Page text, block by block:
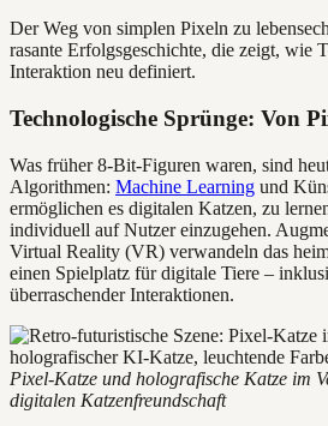
Der Weg von simplen Pixeln zu
rasante Erfolgsgeschichte, die zeigt, wie
Interaktion neu definiert.
Technologische Sprünge: Von
Was früher 8-Bit-Figuren waren, sind
Algorithmen: Machine Learning und
ermöglichen es digitalen Katzen, zu
individuell auf Nutzer einzugehen.
Virtual Reality (VR) verwandeln das
einen Spielplatz für digitale Tiere –
überraschender Interaktionen.
Pixel-Katze und holografische Katze im
digitalen Katzenfreundschaft